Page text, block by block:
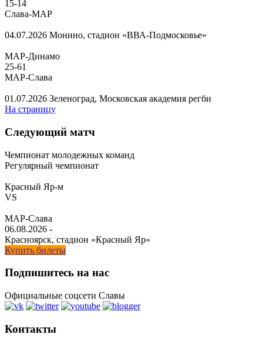
15-14
Слава-МАР
04.07.2026 Монино, стадион «ВВА-Подмосковье»
МАР-Динамо
25-61
МАР-Слава
01.07.2026 Зеленоград, Московская академия регби
На страницу
Следующий матч
Чемпионат молодежных команд
Регулярный чемпионат
Красный Яр-м
VS
МАР-Слава
06.08.2026 -
Красноярск, стадион «Красный Яр»
Купить билеты
Подпишитесь на нас
Официальные соцсети Славы
Контакты